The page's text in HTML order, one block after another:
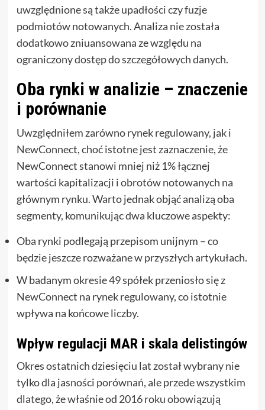
uwzględnione są także upadłości czy fuzje
podmiotów notowanych. Analiza nie została
dodatkowo zniuansowana ze względu na
ograniczony dostęp do szczegółowych danych.
Oba rynki w analizie – znaczenie
i porównanie
Uwzględniłem zarówno rynek regulowany, jak i
NewConnect, choć istotne jest zaznaczenie, że
NewConnect stanowi mniej niż 1% łącznej
wartości kapitalizacji i obrotów notowanych na
głównym rynku. Warto jednak objąć analizą oba
segmenty, komunikując dwa kluczowe aspekty:
Oba rynki podlegają przepisom unijnym – co
będzie jeszcze rozważane w przyszłych artykułach.
W badanym okresie 49 spółek przeniosło się z
NewConnect na rynek regulowany, co istotnie
wpływa na końcowe liczby.
Wpływ regulacji MAR i skala delistingów
Okres ostatnich dziesięciu lat został wybrany nie
tylko dla jasności porównań, ale przede wszystkim
dlatego, że właśnie od 2016 roku obowiązują